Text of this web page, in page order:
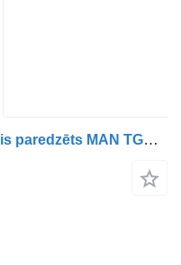
1711666009 hidrauliskais sūknis paredzēts MAN TGX euro 6 kravas automašīnas